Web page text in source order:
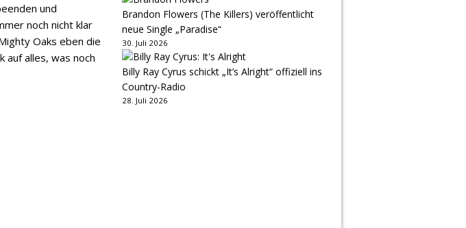
und
noch nicht klar
Oaks eben die
auf alles, was noch
Brandon Flowers (The Killers) veröffentlicht
neue Single „Paradise“
30. Juli 2026
Billy Ray Cyrus schickt „It’s Alright“ offiziell ins
Country-Radio
28. Juli 2026